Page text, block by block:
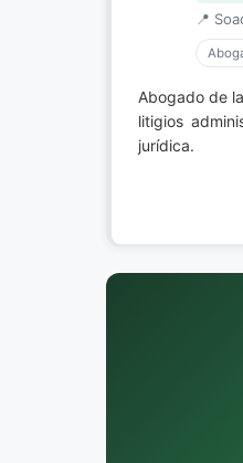
📍
Abogado de
litigios
jurídica.